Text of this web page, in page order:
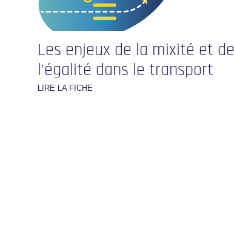
Les enjeux de la mixité et de
l'égalité dans le transport
LIRE LA FICHE